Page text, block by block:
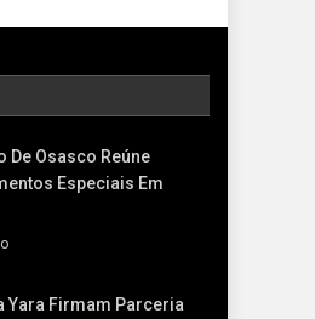
De Osasco Reúne
Especiais Em
Yara Firmam Parceria